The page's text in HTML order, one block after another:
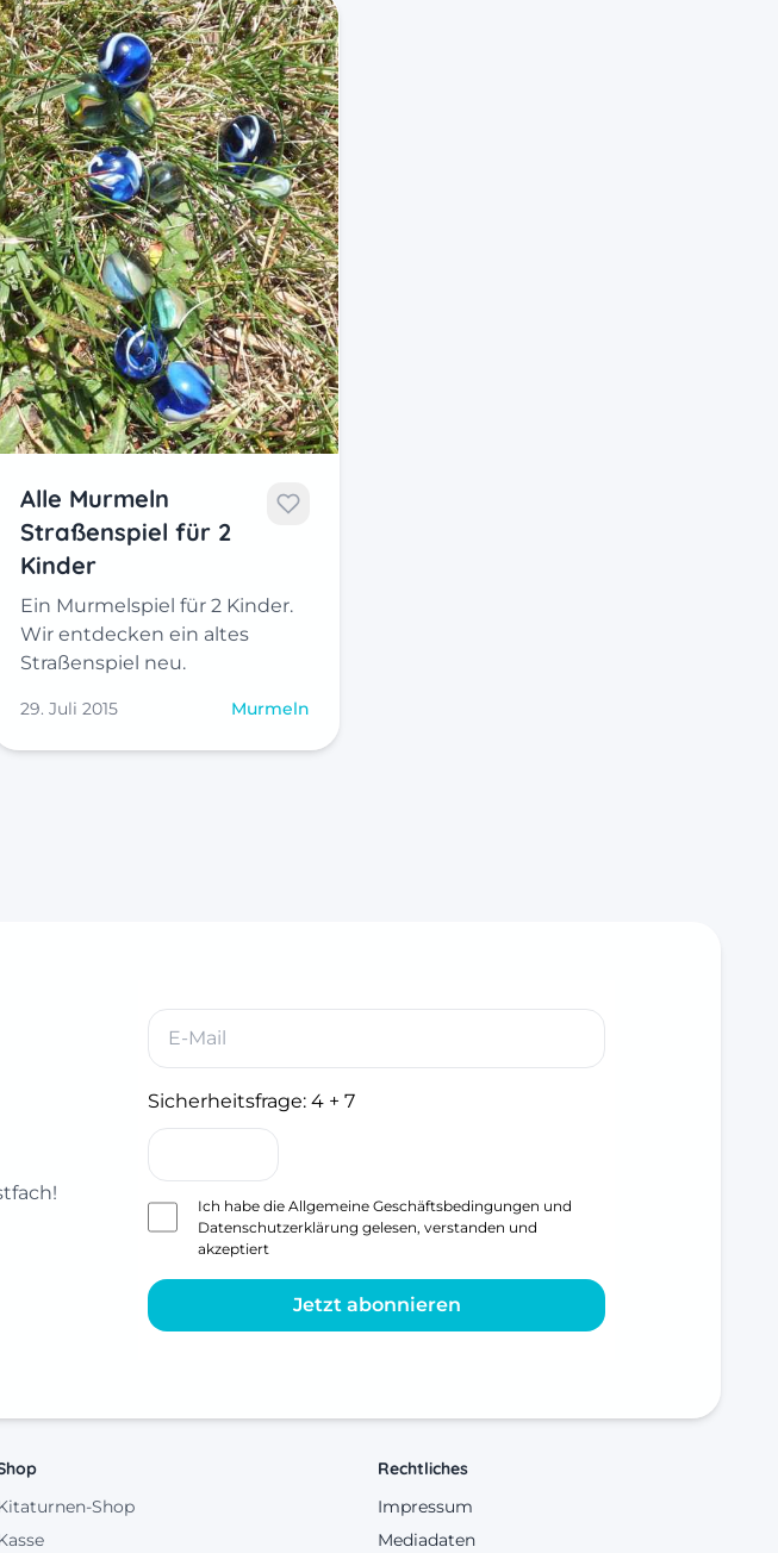
Alle Murmeln
Straßenspiel für 2
Kinder
Ein Murmelspiel für 2 Kinder.
Wir entdecken ein altes
Straßenspiel neu.
29. Juli 2015 Murmeln
Sicherheitsfrage: 4 + 7
Ich habe die Allgemeine Geschäftsbedingungen und
Datenschutzerklärung gelesen, verstanden und
akzeptiert
Jetzt abonnieren
Shop
Rechtliches
Impressum
Mediadaten